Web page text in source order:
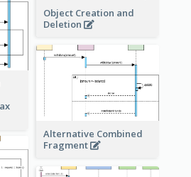
Object Creation and
Deletion
Alternative Combined
Fragment